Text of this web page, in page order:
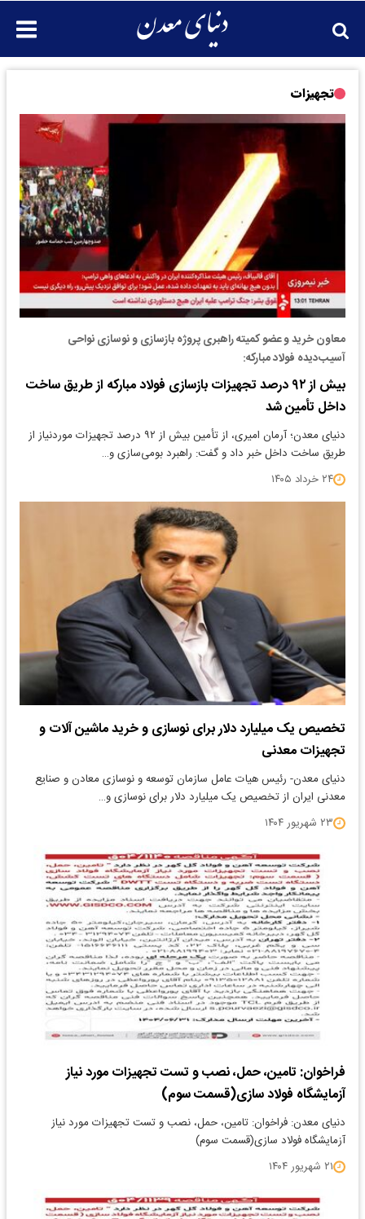
تجهیزات
معاون خرید و عضو کمیته راهبری پروژه بازسازی و نوسازی نواحی
آسیب‌دیده فولاد مبارکه:
بیش از ۹۲ درصد تجهیزات بازسازی فولاد مبارکه از طریق ساخت
داخل تأمین شد
دنیای معدن؛ آرمان امیری، از تأمین بیش از ۹۲ درصد تجهیزات موردنیاز از
طریق ساخت داخل خبر داد و گفت: راهبرد بومی‌سازی و…
۲۴ خرداد ۱۴۰۵
تخصیص یک میلیارد دلار برای نوسازی و خرید ماشین آلات و
تجهیزات معدنی
​دنیای معدن- رئیس هیات عامل سازمان توسعه و نوسازی معادن و صنایع
معدنی ایران از تخصیص یک میلیارد دلار برای نوسازی و…
۲۳ شهریور ۱۴۰۴
فراخوان: تامین، حمل، نصب و تست تجهیزات مورد نیاز
آزمایشگاه فولاد سازی(قسمت سوم)
دنیای معدن: فراخوان: تامین، حمل، نصب و تست تجهیزات مورد نیاز
آزمایشگاه فولاد سازی(قسمت سوم)
۲۱ شهریور ۱۴۰۴